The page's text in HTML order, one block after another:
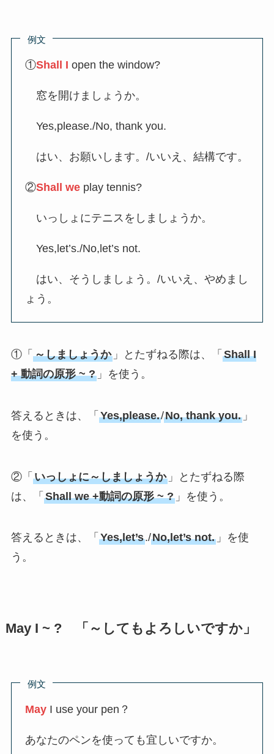
例文
①Shall Iopen the window?
窓を開けましょうか。
Yes,please./No, thank you.
はい、お願いします。/いいえ、結構です。
②Shall we play tennis?
いっしょにテニスをしましょうか。
Yes,let’s./No,let’s not.
はい、そうしましょう。/いいえ、やめまし
ょう。
①「 ～しましょうか」とたずねる際は、「 Shall I
+ 動詞の原形 ~ ?」を使う。
答えるときは、「 Yes,please./No, thank you.」
を使う。
②「 いっしょに～しましょうか」とたずねる際
は、「 Shall we +動詞の原形 ~ ?」を使う。
答えるときは、「 Yes,let’s./No,let’s not.」を使
う。
May I ~ ? 「～してもよろしいですか」
例文
May I use your pen？
あなたのペンを使っても宜しいですか。